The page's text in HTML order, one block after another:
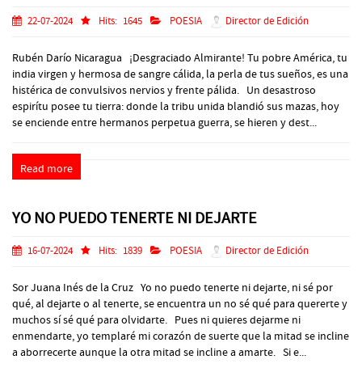
22-07-2024 Hits: 1645 POESIA Director de Edición
Rubén Darío Nicaragua ¡Desgraciado Almirante! Tu pobre América, tu
india virgen y hermosa de sangre cálida, la perla de tus sueños, es una
histérica de convulsivos nervios y frente pálida. Un desastroso
espirítu posee tu tierra: donde la tribu unida blandió sus mazas, hoy
se enciende entre hermanos perpetua guerra, se hieren y dest...
Read more
YO NO PUEDO TENERTE NI DEJARTE
16-07-2024 Hits: 1839 POESIA Director de Edición
Sor Juana Inés de la Cruz Yo no puedo tenerte ni dejarte, ni sé por
qué, al dejarte o al tenerte, se encuentra un no sé qué para quererte y
muchos sí sé qué para olvidarte. Pues ni quieres dejarme ni
enmendarte, yo templaré mi corazón de suerte que la mitad se incline
a aborrecerte aunque la otra mitad se incline a amarte. Si e...